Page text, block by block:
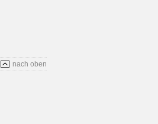
nach oben